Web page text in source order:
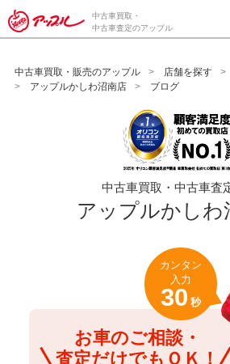
/*ABテスト_新規査定フォームの為の
中古車買取・
中古車査定のアップル
中古車買取・販売のアップル 店舗を探す
アップルかしわ沼南店
ブログ
中古車買取・中古車査
アップルかしわ
お車のご相談・
査定だけでもＯＫ！
カンタン
入力
30 秒